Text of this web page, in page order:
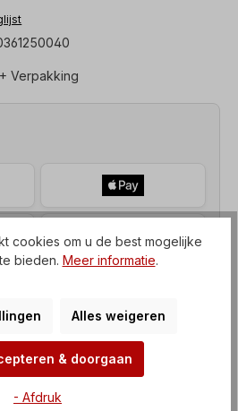
Verpakking
cookies om u de best mogelijke
bieden. Meer informatie.
Alles weigeren
& doorgaan
- Afdruk